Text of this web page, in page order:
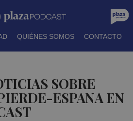
QUIÉNES SOMOS CONTACTO
SOBRE
ESPANA EN